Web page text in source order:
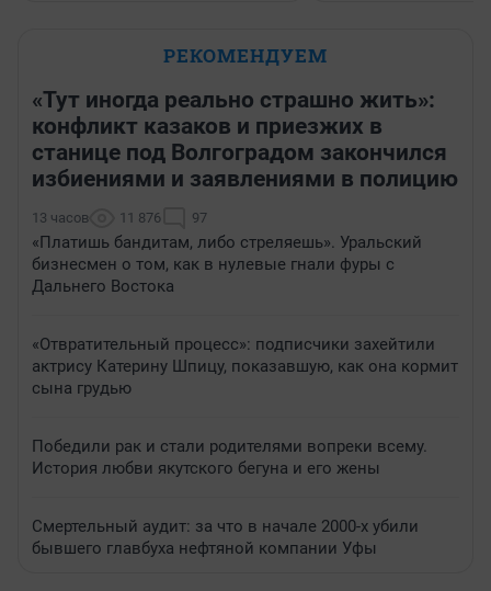
РЕКОМЕНДУЕМ
«Тут иногда реально страшно жить»:
конфликт казаков и приезжих в
станице под Волгоградом закончился
избиениями и заявлениями в полицию
13 часов 11 876 97
«Платишь бандитам, либо стреляешь». Уральский
бизнесмен о том, как в нулевые гнали фуры с
Дальнего Востока
«Отвратительный процесс»: подписчики захейтили
актрису Катерину Шпицу, показавшую, как она кормит
сына грудью
Победили рак и стали родителями вопреки всему.
История любви якутского бегуна и его жены
Смертельный аудит: за что в начале 2000-х убили
бывшего главбуха нефтяной компании Уфы